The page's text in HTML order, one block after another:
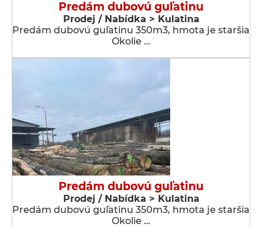
Predám dubovú guľatinu
Prodej / Nabídka > Kulatina
Predám dubovú guľatinu 350m3, hmota je staršia
Okolie …
Predám dubovú guľatinu
Prodej / Nabídka > Kulatina
Predám dubovú guľatinu 350m3, hmota je staršia
Okolie …